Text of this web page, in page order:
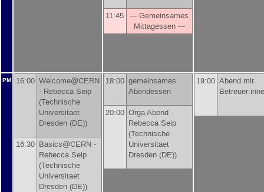
11:45
--- Gemeinsames
Mittagessen ---
PM 16:00 Welcome@CERN
- Rebecca Seip
(Technische
Universitaet
Dresden (DE))
16:30 Basics@CERN -
Rebecca Seip
(Technische
Universitaet
Dresden (DE))
18:00 gemeinsames
Abendessen
20:00 Orga Abend -
Rebecca Seip
(Technische
Universitaet
Dresden (DE))
19:00 Abend mit